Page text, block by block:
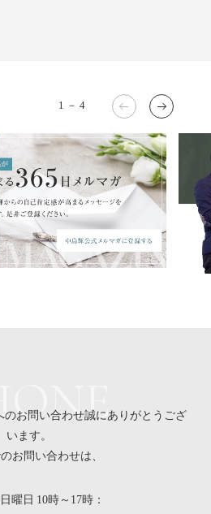
1 －4
お問い合わせ誠にありがとうござ
います。
お問い合わせは、
曜日 10時～ 17時：